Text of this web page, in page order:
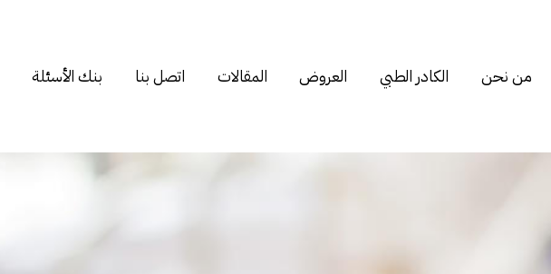
من نحن الكادر الطبي العروض المقالات اتصل بنا بنك الأسئلة